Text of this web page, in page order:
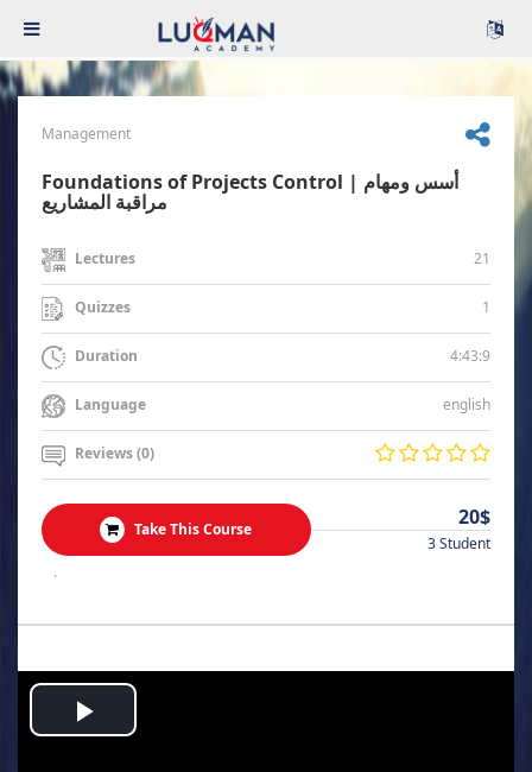
Management
Foundations of Projects Control | أسس ومهام
مراقبة المشاريع
Lectures 21
Quizzes 1
Duration 4:43:9
Language english
Reviews (0)
Take This Course 20$
3 Student
.
Play